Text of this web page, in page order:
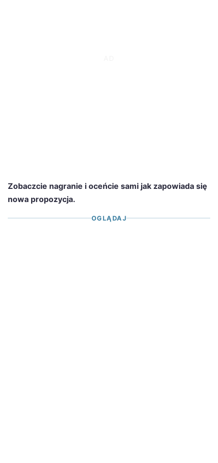
Zobaczcie nagranie i oceńcie sami jak zapowiada się
nowa propozycja.
OGLĄDAJ